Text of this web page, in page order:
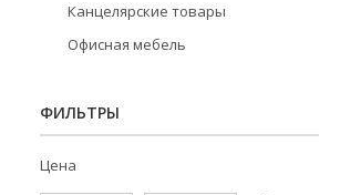
Канцелярские товары
Офисная мебель
ФИЛЬТРЫ
Цена